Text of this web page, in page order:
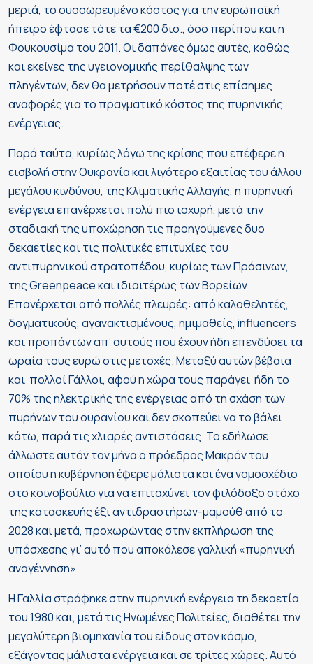
μεριά, το συσσωρευμένο κόστος για την ευρωπαϊκή
ήπειρο έφτασε τότε τα €200 δισ., όσο περίπου και η
Φουκουσίμα του 2011. Οι δαπάνες όμως αυτές, καθώς
και εκείνες της υγειονομικής περίθαλψης των
πληγέντων, δεν θα μετρήσουν ποτέ στις επίσημες
αναφορές για το πραγματικό κόστος της πυρηνικής
ενέργειας.
Παρά ταύτα, κυρίως λόγω της κρίσης που επέφερε η
εισβολή στην Ουκρανία και λιγότερο εξαιτίας του άλλου
μεγάλου κινδύνου, της Κλιματικής Αλλαγής, η πυρηνική
ενέργεια επανέρχεται πολύ πιο ισχυρή, μετά την
σταδιακή της υποχώρηση τις προηγούμενες δυο
δεκαετίες και τις πολιτικές επιτυχίες του
αντιπυρηνικού στρατοπέδου, κυρίως των Πράσινων,
της Greenpeace και ιδιαιτέρως των Βορείων.
Επανέρχεται από πολλές πλευρές: από καλοθελητές,
δογματικούς, αγανακτισμένους, ημιμαθείς, influencers
και προπάντων απ’ αυτούς που έχουν ήδη επενδύσει τα
ωραία τους ευρώ στις μετοχές. Μεταξύ αυτών βέβαια
και πολλοί Γάλλοι, αφού η χώρα τους παράγει ήδη το
70% της ηλεκτρικής της ενέργειας από τη σχάση των
πυρήνων του ουρανίου και δεν σκοπεύει να το βάλει
κάτω, παρά τις χλιαρές αντιστάσεις. Το εδήλωσε
άλλωστε αυτόν τον μήνα ο πρόεδρος Μακρόν του
οποίου η κυβέρνηση έφερε μάλιστα και ένα νομοσχέδιο
στο κοινοβούλιο για να επιταχύνει τον φιλόδοξο στόχο
της κατασκευής έξι αντιδραστήρων-μαμούθ από το
2028 και μετά, προχωρώντας στην εκπλήρωση της
υπόσχεσης γι’ αυτό που αποκάλεσε γαλλική «πυρηνική
αναγέννηση».
Η Γαλλία στράφηκε στην πυρηνική ενέργεια τη δεκαετία
του 1980 και, μετά τις Ηνωμένες Πολιτείες, διαθέτει την
μεγαλύτερη βιομηχανία του είδους στον κόσμο,
εξάγοντας μάλιστα ενέργεια και σε τρίτες χώρες. Αυτό